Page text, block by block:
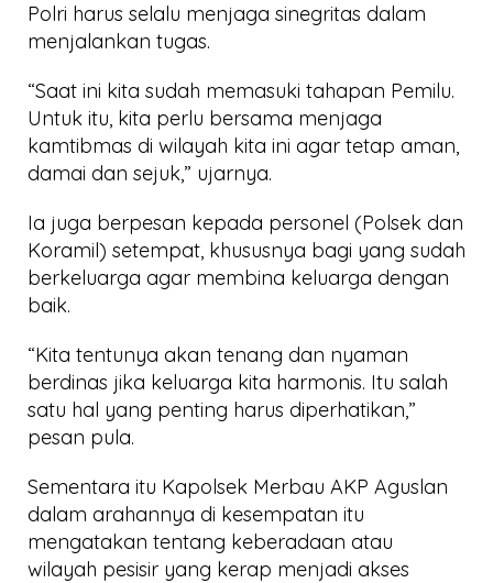
Polri harus selalu menjaga sinegritas dalam
menjalankan tugas.
“Saat ini kita sudah memasuki tahapan Pemilu.
Untuk itu, kita perlu bersama menjaga
kamtibmas di wilayah kita ini agar tetap aman,
damai dan sejuk,” ujarnya.
Ia juga berpesan kepada personel (Polsek dan
Koramil) setempat, khususnya bagi yang sudah
berkeluarga agar membina keluarga dengan
baik.
“Kita tentunya akan tenang dan nyaman
berdinas jika keluarga kita harmonis. Itu salah
satu hal yang penting harus diperhatikan,”
pesan pula.
Sementara itu Kapolsek Merbau AKP Aguslan
dalam arahannya di kesempatan itu
mengatakan tentang keberadaan atau
wilayah pesisir yang kerap menjadi akses